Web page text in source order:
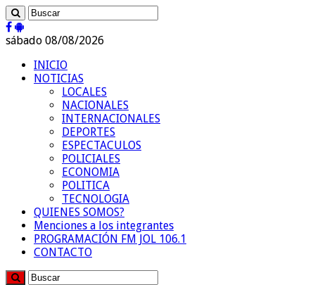
sábado 08/08/2026
INICIO
NOTICIAS
LOCALES
NACIONALES
INTERNACIONALES
DEPORTES
ESPECTACULOS
POLICIALES
ECONOMIA
POLITICA
TECNOLOGIA
QUIENES SOMOS?
Menciones a los integrantes
PROGRAMACIÓN FM JOL 106.1
CONTACTO